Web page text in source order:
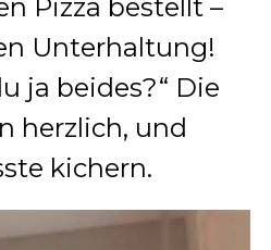
Pizza bestellt –
Unterhaltung!
ja beides?“ Die
herzlich, und
kichern.